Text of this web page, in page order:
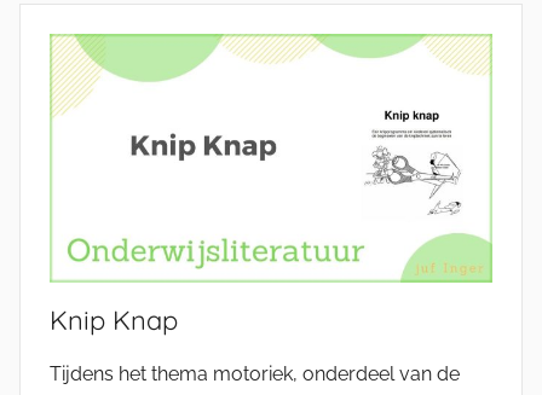
Knip Knap
Tijdens het thema motoriek, onderdeel van de